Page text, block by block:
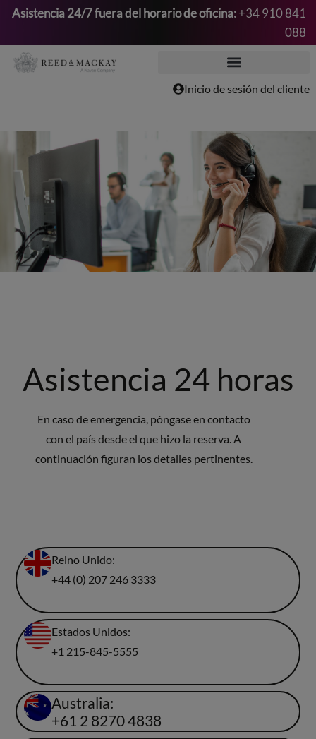
contenido
Asistencia 24/7 fuera del horario de oficina:+34 910 841
088
Inicio de sesión del cliente
Asistencia 24 horas
En caso de emergencia, póngase en contacto
con el país desde el que hizo la reserva. A
continuación figuran los detalles pertinentes.
Reino Unido:
+44 (0) 207 246 3333
Estados Unidos:
+1 215-845-5555
Australia:
+61 2 8270 4838